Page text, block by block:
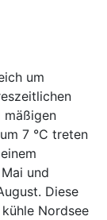
um
mäßigen
7 °C treten
und
Diese
Nordsee